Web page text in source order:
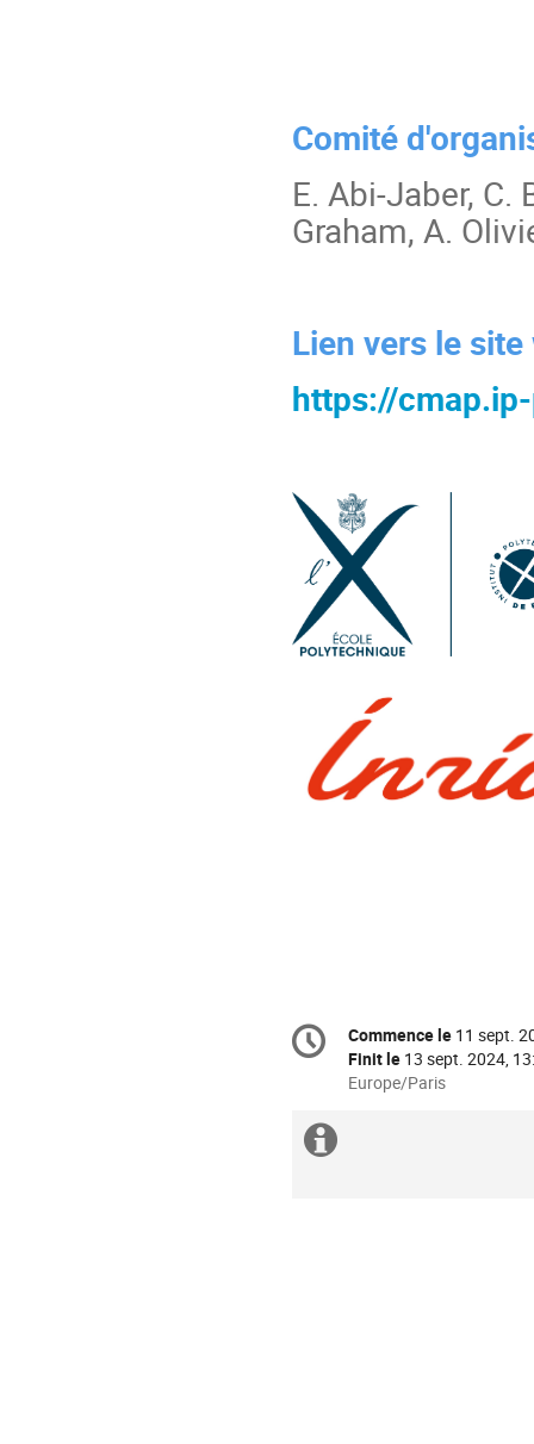
Comité
E. Abi-Jaber,
Graham, A.
Lien vers le
https://
Information
de
Date/Heure
Commence le 11 sept.
Finit le 13 sept. 2024,
Toutes
Europe/Paris